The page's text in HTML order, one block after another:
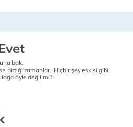
bak.
bittiği zamanlar. ‘Hiçbir şey eskisi gibi
öyle değil mi? .